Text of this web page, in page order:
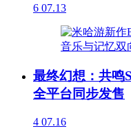
6 07.13
最终幻想：共鸣
全平台同步发售
4 07.16